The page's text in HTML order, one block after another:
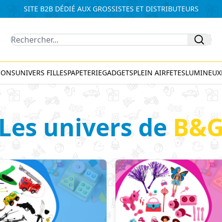
SITE B2B DÉDIÉ AUX GROSSISTES ET DISTRIBUTEURS
Recherche
UNIVERS FILLESPAPETERIEGADGETSPLEIN AIRFETESLUMINEUX
Les univers de B&G